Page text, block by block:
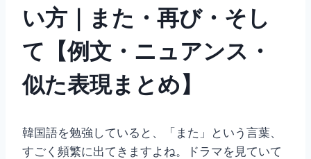
い方｜また・再び・そし
て【例文・ニュアンス・
似た表現まとめ】
韓国語を勉強していると、「また」という言葉、
すごく頻繁に出てきますよね。ドラマを見ていて